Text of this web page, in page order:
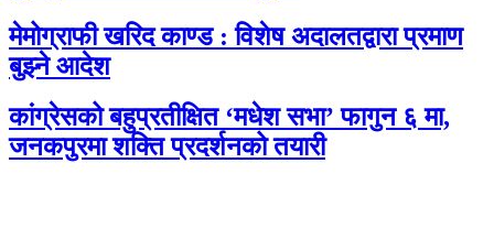
मेमोग्राफी खरिद काण्ड : विशेष अदालतद्वारा प्रमाण
बुझ्ने आदेश
कांग्रेसको बहुप्रतीक्षित ‘मधेश सभा’ फागुन ६ मा,
जनकपुरमा शक्ति प्रदर्शनको तयारी